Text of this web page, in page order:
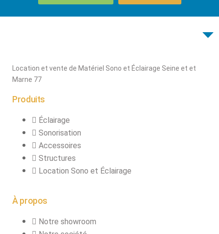
Structure pro alu
X
Location et vente de Matériel Sono et Éclairage Seine et et
Marne 77
Produits
Éclairage
Sonorisation
Accessoires
Structures
Location Sono et Éclairage
À propos
Notre showroom